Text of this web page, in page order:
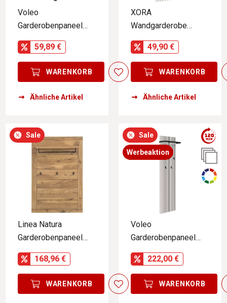
Voleo
Garderobenpaneel
SANSIBAR
59,89 €
WARENKORB
Ähnliche Artikel
XORA
Wandgarderobe
GRACE
49,90 €
WARENKORB
Ähnliche Artikel
Sale
Linea Natura
Garderobenpaneel
LOLA
168,96 €
WARENKORB
Sale
Werbeaktion
Voleo
Garderobenpaneel
UNIQUE
222,00 €
WARENKORB